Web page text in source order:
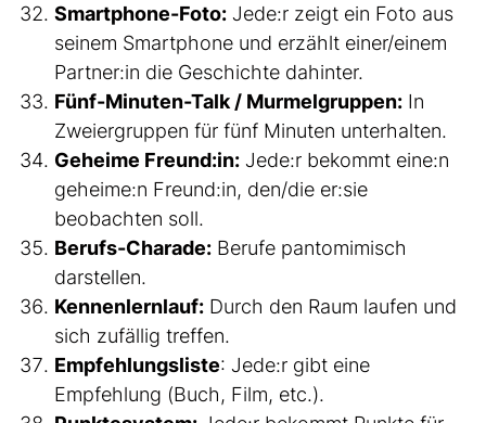
Smartphone-Foto: Jede:r zeigt ein Foto aus
seinem Smartphone und erzählt einer/einem
Partner:in die Geschichte dahinter.
Fünf-Minuten-Talk / Murmelgruppen: In
Zweiergruppen für fünf Minuten unterhalten.
Geheime Freund:in: Jede:r bekommt eine:n
geheime:n Freund:in, den/die er:sie
beobachten soll.
Berufs-Charade: Berufe pantomimisch
darstellen.
Kennenlernlauf: Durch den Raum laufen und
sich zufällig treffen.
Empfehlungsliste: Jede:r gibt eine
Empfehlung (Buch, Film, etc.).